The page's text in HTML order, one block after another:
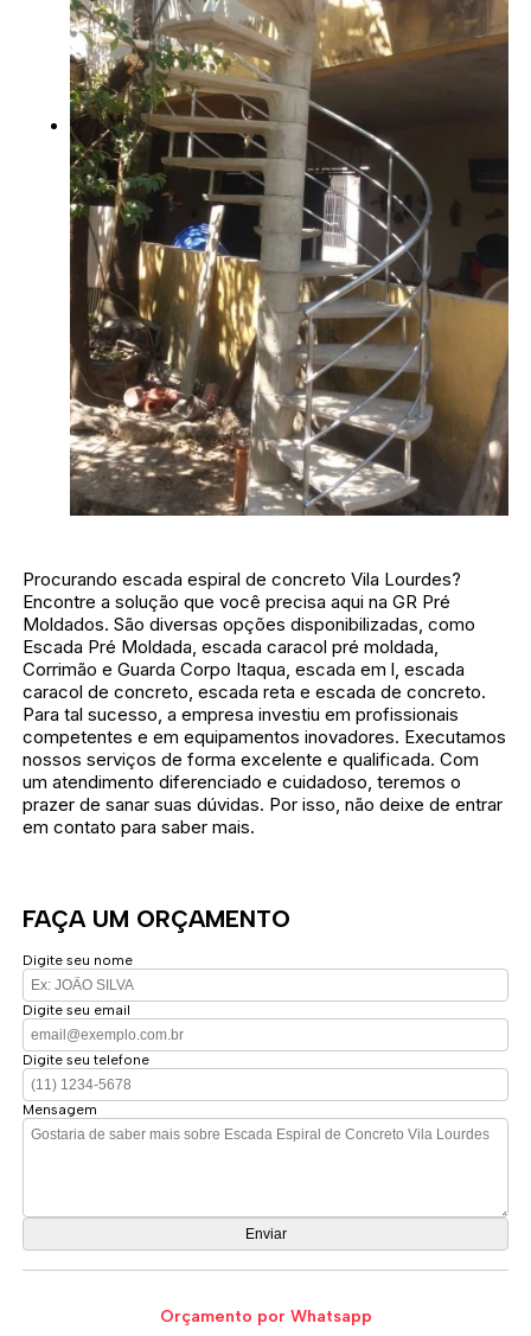
Procurando escada espiral de concreto Vila Lourdes?
Encontre a solução que você precisa aqui na GR Pré
Moldados. São diversas opções disponibilizadas, como
Escada Pré Moldada, escada caracol pré moldada,
Corrimão e Guarda Corpo Itaqua, escada em l, escada
caracol de concreto, escada reta e escada de concreto.
Para tal sucesso, a empresa investiu em profissionais
competentes e em equipamentos inovadores. Executamos
nossos serviços de forma excelente e qualificada. Com
um atendimento diferenciado e cuidadoso, teremos o
prazer de sanar suas dúvidas. Por isso, não deixe de entrar
em contato para saber mais.
FAÇA UM ORÇAMENTO
Digite seu nome
Digite seu email
Digite seu telefone
Mensagem
Orçamento por Whatsapp